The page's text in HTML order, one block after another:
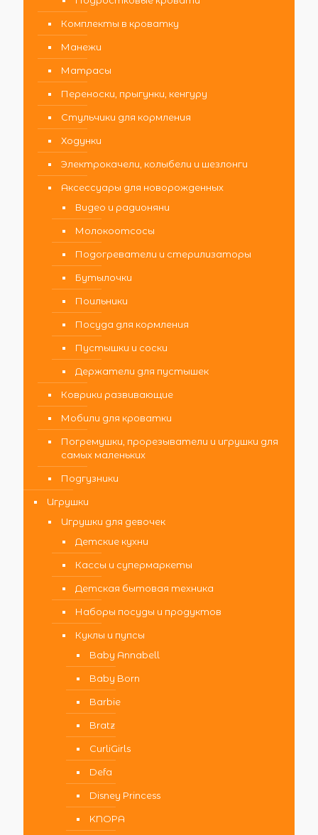
Комплекты в кроватку
Манежи
Матрасы
Переноски, прыгунки, кенгуру
Стульчики для кормления
Ходунки
Электрокачели, колыбели и шезлонги
Аксессуары для новорожденных
Видео и радионяни
Молокоотсосы
Подогреватели и стерилизаторы
Бутылочки
Поильники
Посуда для кормления
Пустышки и соски
Держатели для пустышек
Коврики развивающие
Мобили для кроватки
Погремушки, прорезыватели и игрушки для
самых маленьких
Подгузники
Игрушки
Игрушки для девочек
Детские кухни
Кассы и супермаркеты
Детская бытовая техника
Наборы посуды и продуктов
Куклы и пупсы
Baby Annabell
Baby Born
Barbie
Bratz
CurliGirls
Defa
Disney Princess
KNOPA